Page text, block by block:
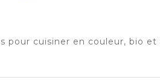
pour cuisiner en couleur, bio et